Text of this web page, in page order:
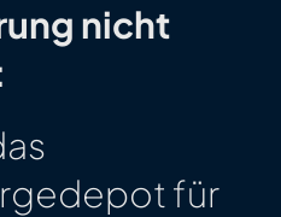
nicht
für